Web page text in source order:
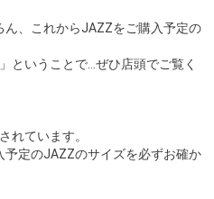
、これからJAZZをご購入予定の
ということで…ぜひ店頭でご覧く
れています。
定のJAZZのサイズを必ずお確か